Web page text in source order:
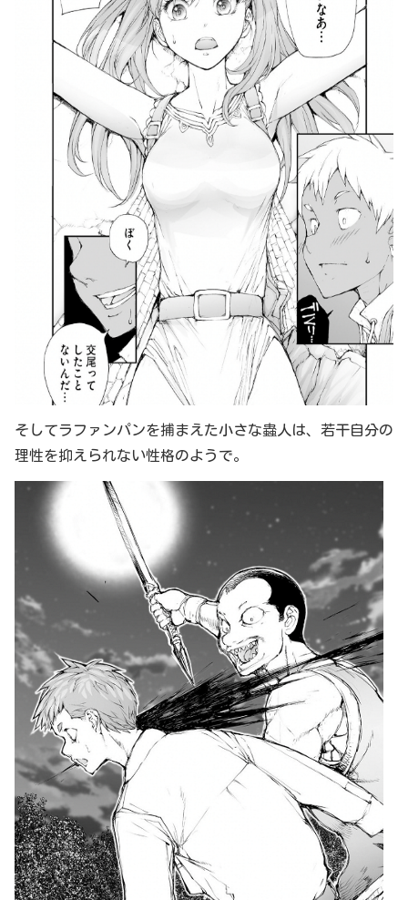
そしてラファンパンを捕まえた小さな蟲人は、若干自分の
理性を抑えられない性格のようで。